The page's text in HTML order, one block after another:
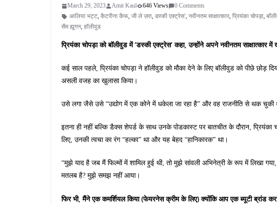
March 29, 2023 Amit Kaul 646 Views
0 Comments
आलिया भट्ट, कैटरीना कैफ, जी ले ज़रा, डस्की एक्ट्रेस', नवीनतम साक्षात्कार, प्रियंका चोपड़ा,
सैम ह्यूगन, हॉलीवुड
प्रियंका चोपड़ा को बॉलीवुड में ‘डस्की एक्ट्रेस’ कहा, उन्होंने अपने नवीनतम साक्षात्कार में
कई साल पहले, प्रियंका चोपड़ा ने हॉलीवुड को मौका देने के लिए बॉलीवुड को पीछे छोड़
असली वजह का खुलासा किया।
उसे लगा जैसे उसे “उद्योग में एक कोने में धकेला जा रहा है” और वह राजनीति से थक चुकी
इतना ही नहीं बल्कि डैक्स शेपर्ड के साथ उनके पोडकास्ट पर बातचीत के दौरान,
लिए, उनकी त्वचा का रंग “हल्का” था और यह बेहद “हानिकारक” था।
“मुझे याद है जब मैं फिल्मों में शामिल हुई थी, तो मुझे सांवली अभिनेत्री के रूप में लिखा
मतलब है? मुझे समझ नहीं आया।
फिर भी, मैंने एक कमर्शियल किया (फेयरनेस क्रीम के लिए) क्योंकि आप एक ब्यूटी ब्रांड कर